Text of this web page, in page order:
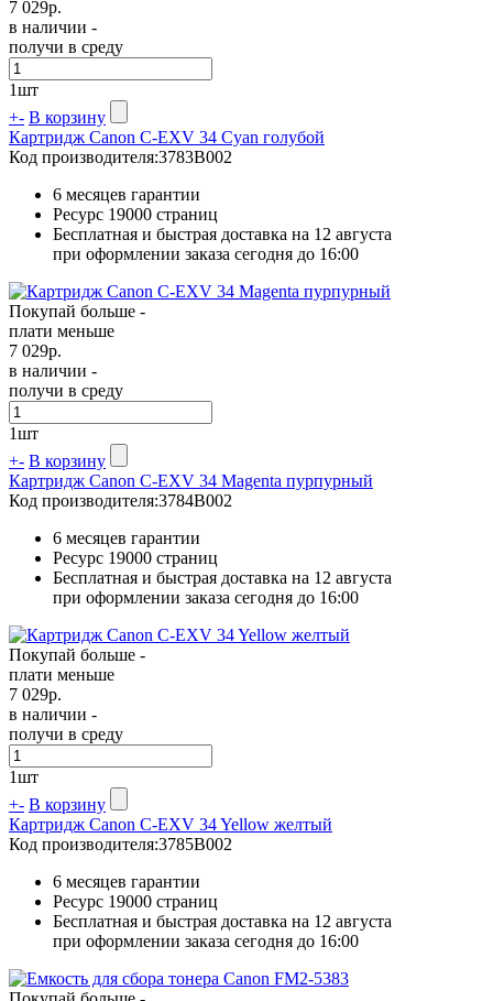
7 029р.
в наличии -
получи в среду
1шт
+- В корзину
Картридж Canon C-EXV 34 Cyan голубой
Код производителя:3783B002
6 месяцев гарантии
Ресурс 19000 страниц
Бесплатная и быстрая доставка на 12 августа
при оформлении заказа сегодня до 16:00
Покупай больше -
плати меньше
7 029р.
в наличии -
получи в среду
1шт
+- В корзину
Картридж Canon C-EXV 34 Magenta пурпурный
Код производителя:3784B002
6 месяцев гарантии
Ресурс 19000 страниц
Бесплатная и быстрая доставка на 12 августа
при оформлении заказа сегодня до 16:00
Покупай больше -
плати меньше
7 029р.
в наличии -
получи в среду
1шт
+- В корзину
Картридж Canon C-EXV 34 Yellow желтый
Код производителя:3785B002
6 месяцев гарантии
Ресурс 19000 страниц
Бесплатная и быстрая доставка на 12 августа
при оформлении заказа сегодня до 16:00